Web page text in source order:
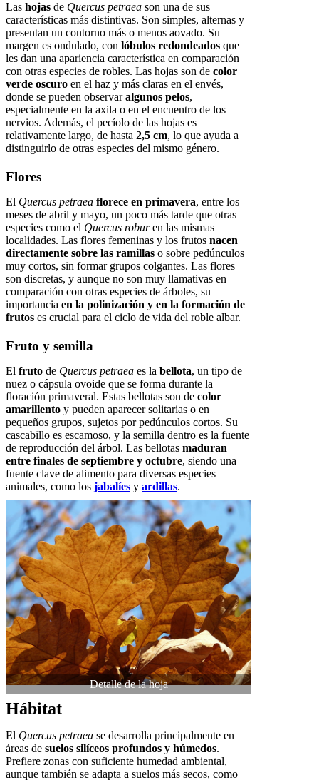
Las hojas de Quercus petraea son una de sus
características más distintivas. Son simples, alternas y
presentan un contorno más o menos aovado. Su
margen es ondulado, con lóbulos redondeados que
les dan una apariencia característica en comparación
con otras especies de robles. Las hojas son de color
verde oscuro en el haz y más claras en el envés,
donde se pueden observaralgunos pelos,
especialmente en la axila o en el encuentro de los
nervios. Además, el pecíolo de las hojas es
relativamente largo, de hasta 2,5 cm, lo que ayuda a
distinguirlo de otras especies del mismo género.
Flores
El Quercus petraea florece en primavera, entre los
meses de abril y mayo, un poco más tarde que otras
especies como el Quercus roburen las mismas
localidades. Las flores femeninas y los frutos nacen
directamente sobre las ramillas o sobre pedúnculos
muy cortos, sin formar grupos colgantes. Las flores
son discretas, y aunque no son muy llamativas en
comparación con otras especies de árboles, su
importancia en la polinización y en la formación de
frutos es crucial para el ciclo de vida del roble albar.
Fruto y semilla
El fruto de Quercus petraea es la bellota, un tipo de
nuez o cápsula ovoide que se forma durante la
floración primaveral. Estas bellotas son de color
amarillento y pueden aparecer solitarias o en
pequeños grupos, sujetos por pedúnculos cortos. Su
cascabillo es escamoso, y la semilla dentro es la fuente
de reproducción del árbol. Las bellotas maduran
entre finales de septiembre y octubre, siendo una
fuente clave de alimento para diversas especies
animales, como los jabalíes y ardillas.
Detalle de la hoja
Hábitat
El Quercus petraea se desarrolla principalmente en
áreas de suelos silíceos profundos y húmedos.
Prefiere zonas con suficiente humedad ambiental,
aunque también se adapta a suelos más secos, como